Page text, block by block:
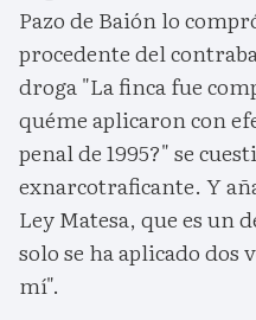
Pazo de Baión lo
procedente del
droga "La finca fue
quéme aplicaron con
penal de 1995?" se
exnarcotraficante. Y
Ley Matesa, que es un
solo se ha aplicado dos
mí".